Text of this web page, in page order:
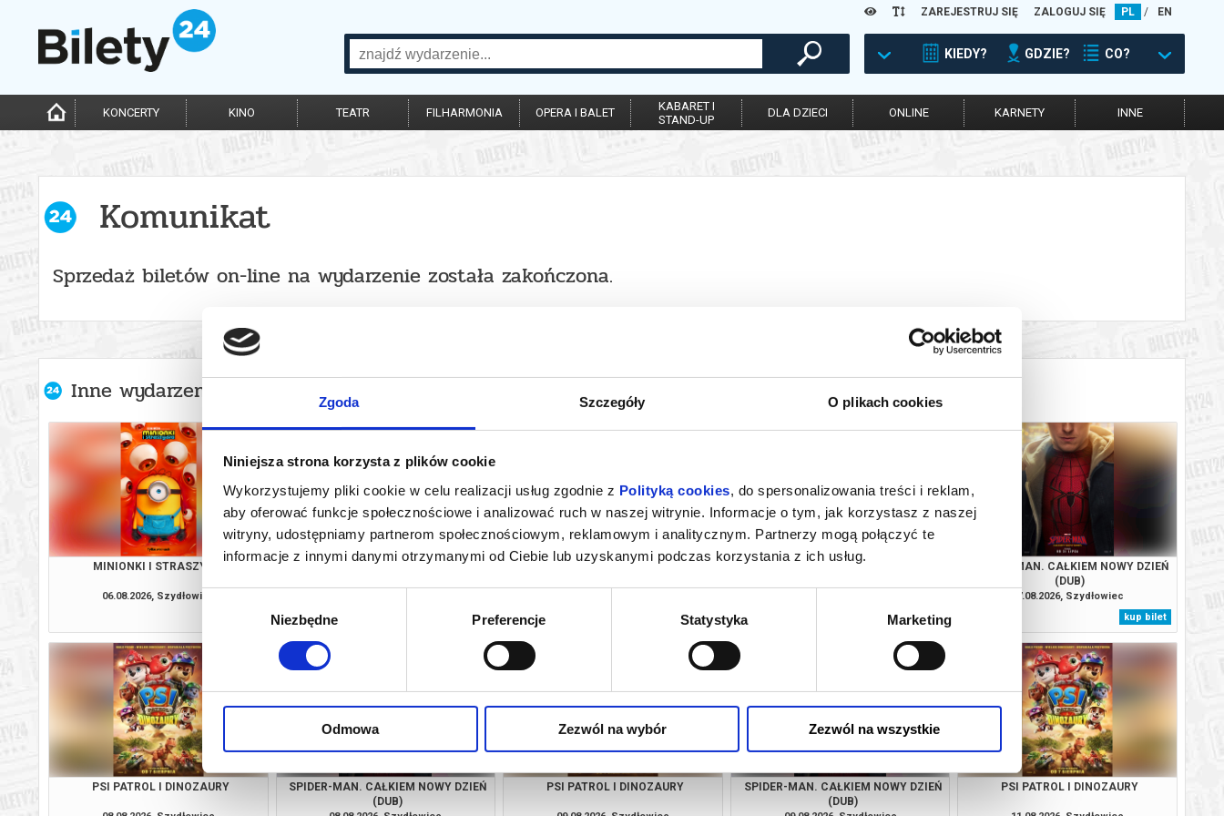
Zgoda Szczegóły O plikach cookies
Niniejsza strona korzysta z plików cookie
Wykorzystujemy pliki cookie w celu realizacji usług zgodnie z Polityką cookies, do spersonalizowania treści i reklam,
aby oferować funkcje społecznościowe i analizować ruch w naszej witrynie. Informacje o tym, jak korzystasz z naszej
witryny, udostępniamy partnerom społecznościowym, reklamowym i analitycznym. Partnerzy mogą połączyć te
informacje z innymi danymi otrzymanymi od Ciebie lub uzyskanymi podczas korzystania z ich usług.
Wybór
Niezbędne Preferencje Statystyka Marketing
Odmowa Zezwól na wybór Zezwól na wszystkie
ZAREJESTRUJ SIĘ ZALOGUJ SIĘ PL / EN
KIEDY? GDZIE? CO?
KONCERTY KINO TEATR FILHARMONIA OPERA I BALET
KABARET I
STAND-UP
DLA DZIECI ONLINE KARNETY INNE
Komunikat
Sprzedaż biletów on-line na wydarzenie została zakończona.
Inne wydarzenia organizatora
MINIONKI I STRASZYDŁA
06.08.2026, Szydłowiec
VAIANA
kup bilet
SPIDER-MAN. CAŁKIEM NOWY DZIEŃ
kup bilet
PSI PATROL I DINOZAURY
kup bilet
SPIDER-MAN. CAŁKIEM NOWY DZIEŃ
(DUB)
07.08.2026, Szydłowiec
kup bilet
PSI PATROL I DINOZAURY
SPIDER-MAN. CAŁKIEM NOWY DZIEŃ
(DUB)
PSI PATROL I DINOZAURY
SPIDER-MAN. CAŁKIEM NOWY DZIEŃ
(DUB)
PSI PATROL I DINOZAURY